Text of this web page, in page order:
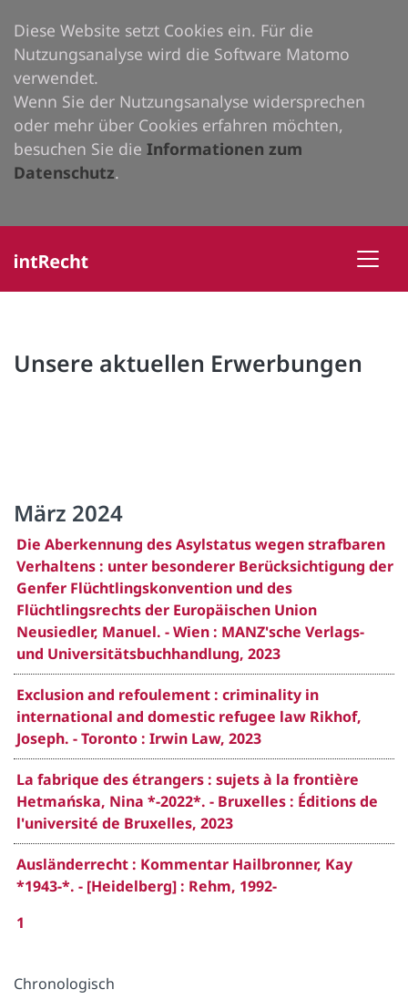
Diese Website setzt Cookies ein. Für die
Nutzungsanalyse wird die Software Matomo
verwendet.
Wenn Sie der Nutzungsanalyse widersprechen
oder mehr über Cookies erfahren möchten,
besuchen Sie die Informationen zum
Datenschutz.
Unsere aktuellen Erwerbungen
März 2024
Die Aberkennung des Asylstatus wegen strafbaren
Verhaltens : unter besonderer Berücksichtigung der
Genfer Flüchtlingskonvention und des
Flüchtlingsrechts der Europäischen Union
Neusiedler, Manuel. - Wien : MANZ'sche Verlags-
und Universitätsbuchhandlung, 2023
Exclusion and refoulement : criminality in
international and domestic refugee law Rikhof,
Joseph. - Toronto : Irwin Law, 2023
La fabrique des étrangers : sujets à la frontière
Hetmańska, Nina *-2022*. - Bruxelles : Éditions de
l'université de Bruxelles, 2023
Ausländerrecht : Kommentar Hailbronner, Kay
*1943-*. - [Heidelberg] : Rehm, 1992-
1
Chronologisch